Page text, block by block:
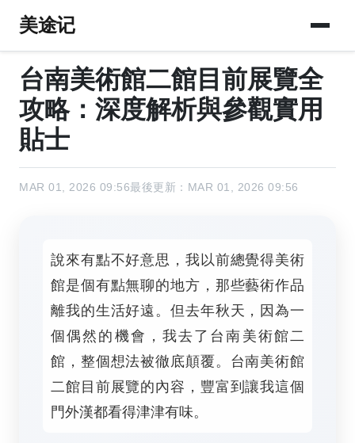
美途记
台南美術館二館目前展覽全
攻略：深度解析與參觀實用
貼士
MAR 01, 2026 09:56最後更新：MAR 01, 2026 09:56
說來有點不好意思，我以前總覺得美術
館是個有點無聊的地方，那些藝術作品
離我的生活好遠。但去年秋天，因為一
個偶然的機會，我去了台南美術館二
館，整個想法被徹底顛覆。台南美術館
二館目前展覽的內容，豐富到讓我這個
門外漢都看得津津有味。